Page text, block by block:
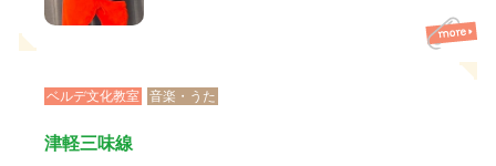
ベルデ文化教室 音楽・うた
津軽三味線